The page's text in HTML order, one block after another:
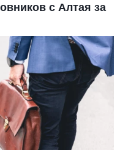
с Алтая за